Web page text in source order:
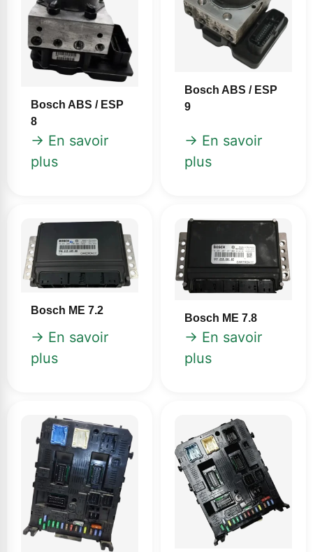
Bosch ABS / ESP
8
→ En savoir
plus
Bosch ABS / ESP
9
→ En savoir
plus
Bosch ME 7.2
→ En savoir
plus
Bosch ME 7.8
→ En savoir
plus